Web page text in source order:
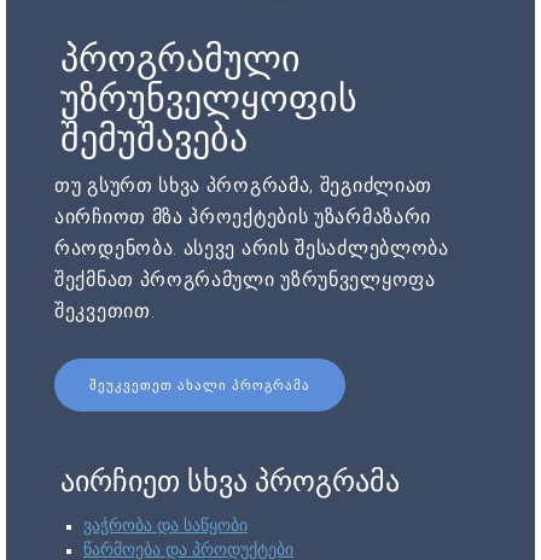
პროგრამული
უზრუნველყოფის
შემუშავება
თუ გსურთ სხვა პროგრამა, შეგიძლიათ
აირჩიოთ მზა პროექტების უზარმაზარი
რაოდენობა. ასევე არის შესაძლებლობა
შექმნათ პროგრამული უზრუნველყოფა
შეკვეთით.
ᲨᲔᲣᲙᲕᲔᲗᲔᲗ ᲐᲮᲐᲚᲘ ᲞᲠᲝᲒᲠᲐᲛᲐ
აირჩიეთ სხვა პროგრამა
ვაჭრობა და საწყობი
წარმოება და პროდუქტები